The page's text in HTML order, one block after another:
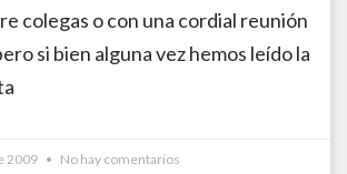
colegas o con una cordial reunión
si bien alguna vez hemos leído la
2009
No hay comentarios